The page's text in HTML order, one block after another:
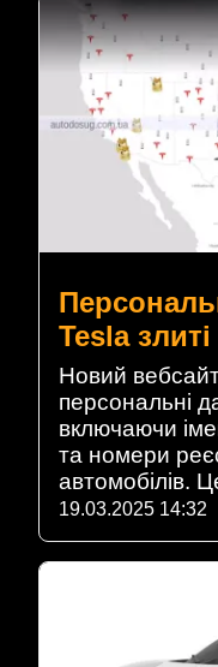
Tesla
Новий
персональні
включаючи
та номери
автомобілів.
19.03.2025 14:32